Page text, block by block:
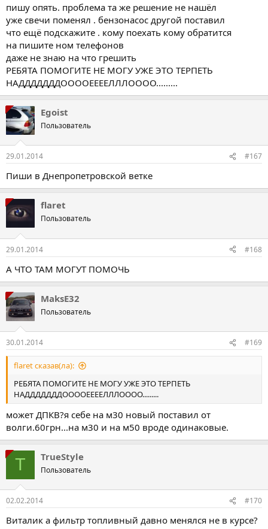
пишу опять. проблема та же решение не нашёл
уже свечи поменял . бензонасос другой поставил
что ещё подскажите . кому поехать кому обратится
на пишите ном телефонов
даже не знаю на что грешить
РЕБЯТА ПОМОГИТЕ НЕ МОГУ УЖЕ ЭТО ТЕРПЕТЬ
НАДДДДДДДООООЕЕЕЕЛЛЛОООО.........
Egoist
Пользователь
29.01.2014 #167
Пиши в Днепропетровской ветке
flaret
Пользователь
29.01.2014 #168
А ЧТО ТАМ МОГУТ ПОМОЧЬ
MaksE32
Пользователь
30.01.2014 #169
flaret сказав(ла):
РЕБЯТА ПОМОГИТЕ НЕ МОГУ УЖЕ ЭТО ТЕРПЕТЬ
НАДДДДДДДООООЕЕЕЕЛЛЛОООО.........
может ДПКВ?я себе на м30 новый поставил от
волги.60грн...на м30 и на м50 вроде одинаковые.
T TrueStyle
Пользователь
02.02.2014 #170
Виталик а фильтр топливный давно менялся не в курсе?